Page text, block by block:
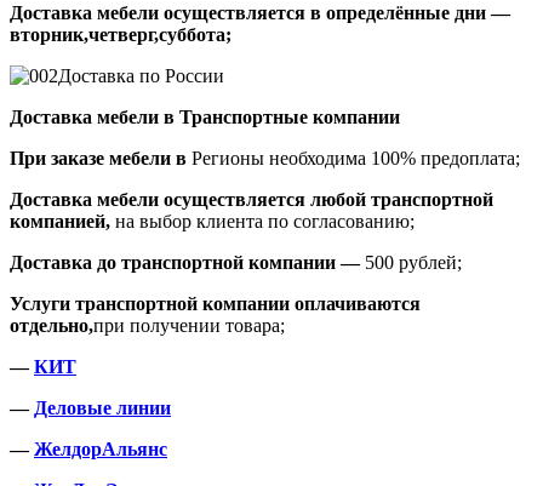
Доставка мебели осуществляется в определённые дни —
вторник,четверг,суббота;
Доставка по России
Доставка мебели в Транспортные компании
При заказе мебели в Регионы необходима 100% предоплата;
Доставка мебели осуществляется любой транспортной
компанией, на выбор клиента по согласованию;
Доставка до транспортной компании —500 рублей;
Услуги транспортной компании оплачиваются
отдельно,при получении товара;
—КИТ
— Деловые линии
—ЖелдорАльянс